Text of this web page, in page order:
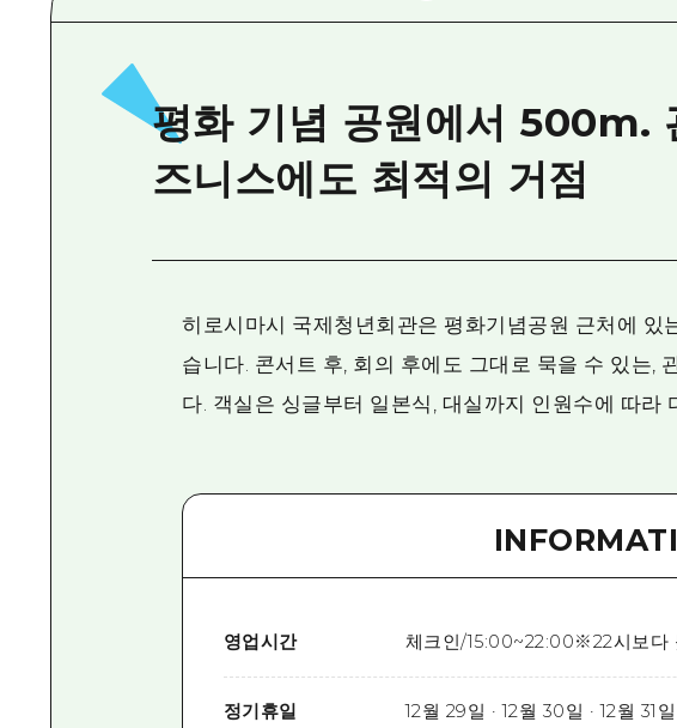
평화 기념 공원에서 500m.
즈니스에도 최적의 거점
히로시마시 국제청년회관은 평화기념공원 근처에 있
습니다. 콘서트 후, 회의 후에도 그대로 묵을 수 있는,
다. 객실은 싱글부터 일본식, 대실까지 인원수에 따라
영업시간 체크인/15:00~22:00※22시보다
정기휴일 12월 29일 · 12월 30일 · 12월 31